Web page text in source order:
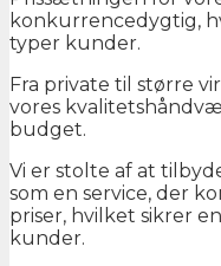
konkurrencedygtig,
typer kunder.
Fra private til større
vores
budget.
Vi er stolte af at
som en service, der
priser, hvilket sikrer
kunder.